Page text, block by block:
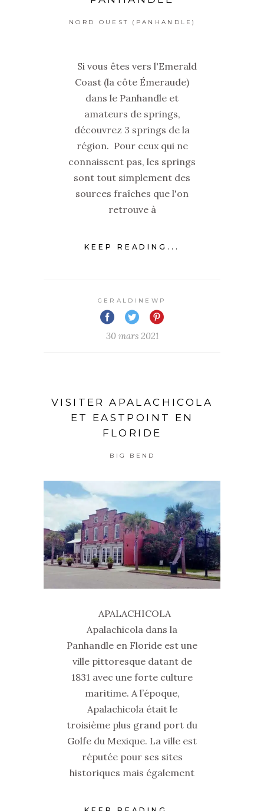
NORD OUEST (PANHANDLE)
Si vous êtes vers l'Emerald
Coast (la côte Émeraude)
dans le Panhandle et
amateurs de springs,
découvrez 3 springs de la
région. Pour ceux qui ne
connaissent pas, les springs
sont tout simplement des
sources fraîches que l'on
retrouve à
KEEP READING...
GERALDINEWP
30 mars 2021
VISITER APALACHICOLA
ET EASTPOINT EN
FLORIDE
BIG BEND
APALACHICOLA
Apalachicola dans la
Panhandle en Floride est une
ville pittoresque datant de
1831 avec une forte culture
maritime. A l’époque,
Apalachicola était le
troisième plus grand port du
Golfe du Mexique. La ville est
réputée pour ses sites
historiques mais également